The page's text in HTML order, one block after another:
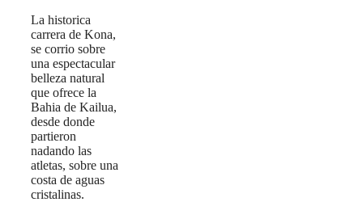
La historica
carrera de Kona,
se corrio sobre
una espectacular
belleza natural
que ofrece la
Bahia de Kailua,
desde donde
partieron
nadando las
atletas, sobre una
costa de aguas
cristalinas.